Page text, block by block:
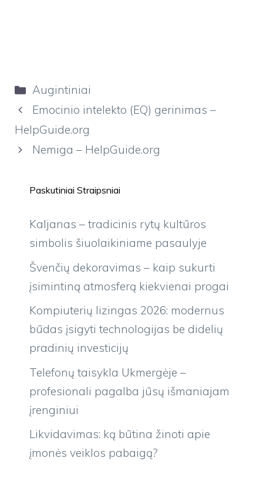
Kategorijos
Augintiniai
Emocinio intelekto (EQ) gerinimas –
HelpGuide.org
Nemiga – HelpGuide.org
Paskutiniai Straipsniai
Kaljanas – tradicinis rytų kultūros
simbolis šiuolaikiniame pasaulyje
Švenčių dekoravimas – kaip sukurti
įsimintiną atmosferą kiekvienai progai
Kompiuterių lizingas 2026: modernus
būdas įsigyti technologijas be didelių
pradinių investicijų
Telefonų taisykla Ukmergėje –
profesionali pagalba jūsų išmaniajam
įrenginiui
Likvidavimas: ką būtina žinoti apie
įmonės veiklos pabaigą?